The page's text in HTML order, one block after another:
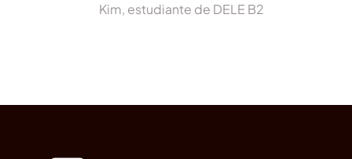
Kim, estudiante de DELE B2